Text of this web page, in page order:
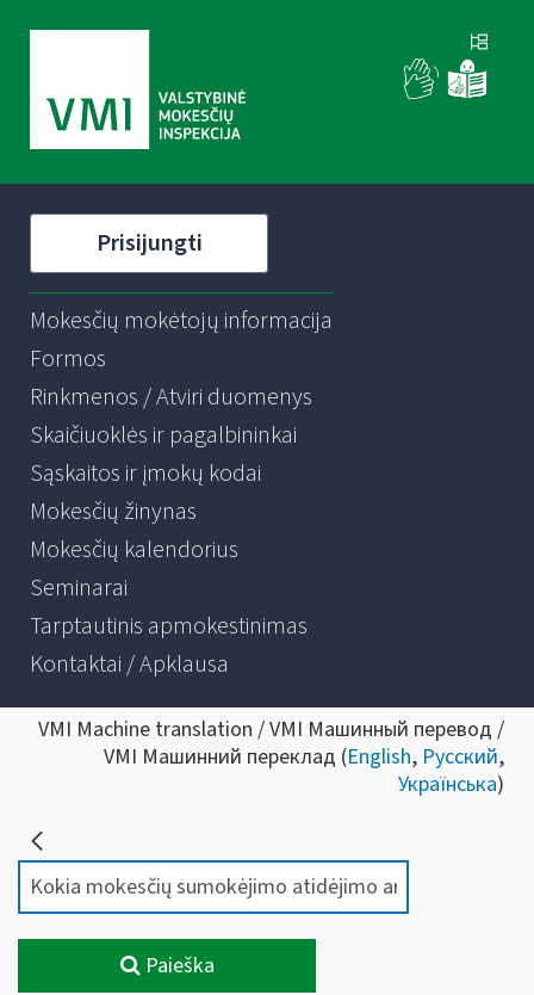
Prisijungti
Mokesčių mokėtojų informacija
Formos
Rinkmenos / Atviri duomenys
Skaičiuoklės ir pagalbininkai
Sąskaitos ir įmokų kodai
Mokesčių žinynas
Mokesčių kalendorius
Seminarai
Tarptautinis apmokestinimas
Kontaktai / Apklausa
VMI Machine translation / VMI Машинный перевод /
VMI Машинний переклад (English, Русский,
Українська)
Paieška